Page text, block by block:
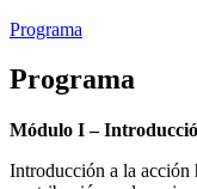
Programa
Programa
Módulo I –
Introducción a la